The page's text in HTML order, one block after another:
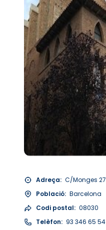
Adreça: C/Monges 27
Població: Barcelona
Codi postal: 08030
Telèfon: 93 346 65 54